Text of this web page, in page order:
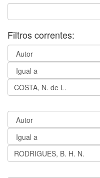
Filtros correntes: